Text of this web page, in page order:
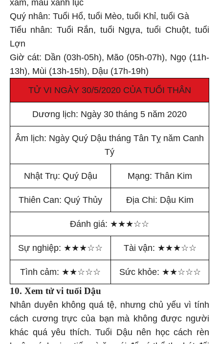
Quý nhân: Tuổi Hổ, tuổi Mèo, tuổi Khỉ, tuổi Gà
Tiểu nhân: Tuổi Rắn, tuổi Ngựa, tuổi Chuột, tuổi
Lợn
Giờ cát: Dần (03h-05h), Mão (05h-07h), Ngọ (11h-
13h), Mùi (13h-15h), Dậu (17h-19h)
TỬ VI NGÀY 30/5/2020 CỦA TUỔI THÂN
Dương lịch: Ngày 30 tháng 5 năm 2020
Âm lịch: Ngày Quý Dậu tháng Tân Tỵ năm Canh
Tý
Nhật Trụ: Quý Dậu Mạng: Thân Kim
Thiên Can: Quý Thủy Địa Chi: Dậu Kim
Đánh giá: ★★★☆☆
Sự nghiệp: ★★★☆☆ Tài vận: ★★★☆☆
Tình cảm: ★★☆☆☆ Sức khỏe: ★★☆☆☆
10. Xem tử vi tuổi Dậu
Nhân duyên không quá tệ, nhưng chủ yếu vì tính
cách cương trực của bạn mà không được người
khác quá yêu thích. Tuổi Dậu nên học cách rèn